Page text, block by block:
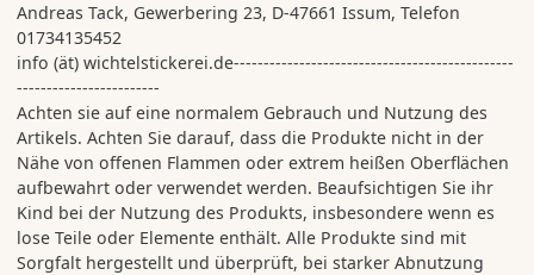
Andreas Tack, Gewerbering 23, D-47661 Issum, Telefon
01734135452
info (ät) wichtelstickerei.de-----------------------------------------------
------------------------
Achten sie auf eine normalem Gebrauch und Nutzung des
Artikels. Achten Sie darauf, dass die Produkte nicht in der
Nähe von offenen Flammen oder extrem heißen Oberflächen
aufbewahrt oder verwendet werden. Beaufsichtigen Sie ihr
Kind bei der Nutzung des Produkts, insbesondere wenn es
lose Teile oder Elemente enthält. Alle Produkte sind mit
Sorgfalt hergestellt und überprüft, bei starker Abnutzung